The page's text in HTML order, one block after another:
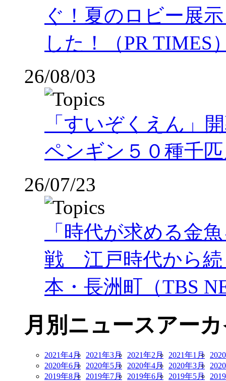
ぐ！夏のロビー展
した！（PR TIMES
26/08/03
「すいぞくえん」
ペンギン５０種千
26/07/23
「時代が求める金
戦 江戸時代から
本・長洲町（TBS
月別ニュースアー
2021年4月 2021年3月 2021年2月 2021年1月
2020年6月
2020年5月 2020年4月 2020年3月
2019年8月
2019年7月 2019年6月 2019年5月